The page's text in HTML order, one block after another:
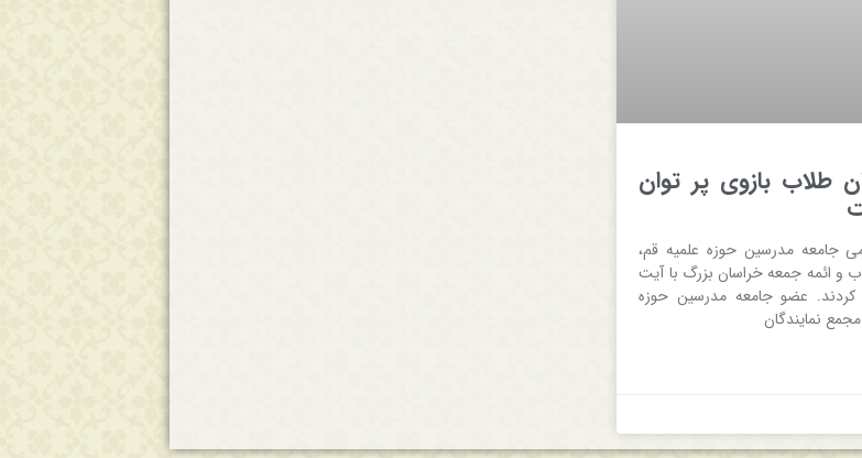
طلاب بازوی پر توان
جامعه مدرسین حوزه علمیه قم،
و ائمه جمعه خراسان بزرگ با آیت
کردند. عضو جامعه مدرسین حوزه
نمایندگان